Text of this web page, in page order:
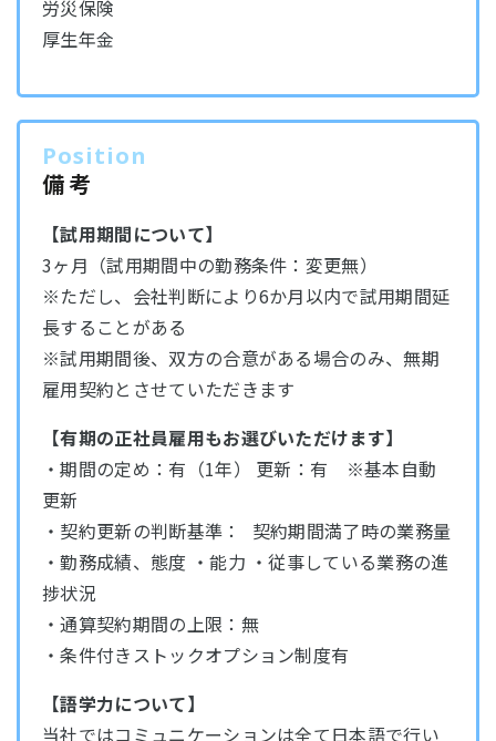
労災保険
厚生年金
Position
備考
【試用期間について】
3ヶ月（試用期間中の勤務条件：変更無）
※ただし、会社判断により6か月以内で試用期間延
長することがある
※試用期間後、双方の合意がある場合のみ、無期
雇用契約とさせていただきます
【有期の正社員雇用もお選びいただけます】
・期間の定め：有（1年） 更新：有 ※基本自動
更新
・契約更新の判断基準： 契約期間満了時の業務量
・勤務成績、態度 ・能力 ・従事している業務の進
捗状況
・通算契約期間の上限：無
・条件付きストックオプション制度有
【語学力について】
当社ではコミュニケーションは全て日本語で行い